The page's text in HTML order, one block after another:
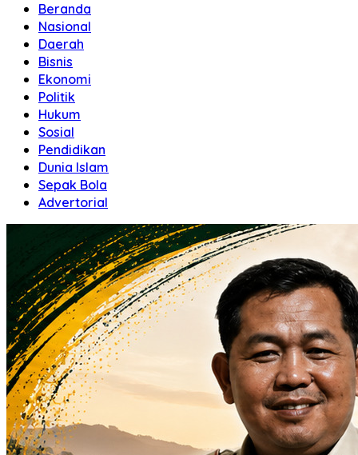
Beranda
Nasional
Daerah
Bisnis
Ekonomi
Politik
Hukum
Sosial
Pendidikan
Dunia Islam
Sepak Bola
Advertorial